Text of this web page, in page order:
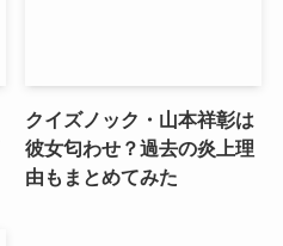
クイズノック・山本祥彰は
彼女匂わせ？過去の炎上理
由もまとめてみた